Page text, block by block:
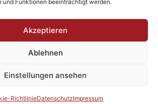
und Funktionen beeinträchtigt werden.
Akzeptieren
Ablehnen
Einstellungen ansehen
RichtlinieDatenschutzImpressum
since 1982
ImpressumDatenschutzAGBs